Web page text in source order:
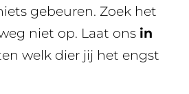
gebeuren. Zoek het
niet op. Laat ons in
welk dier jij het engst